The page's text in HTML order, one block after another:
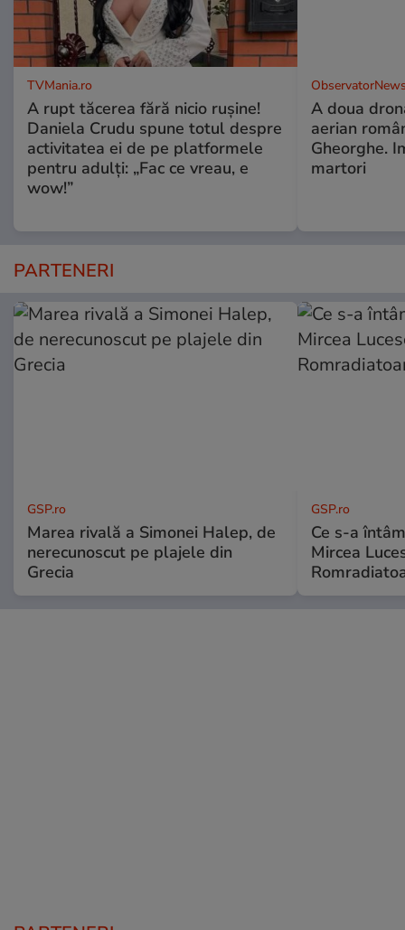
TVMania.ro
A rupt tăcerea fără nicio rușine!
Daniela Crudu spune totul despre
activitatea ei de pe platformele
pentru adulți: „Fac ce vreau, e
wow!”
A doua
aerian
Gheorghe.
martori
PARTENERI
GSP.ro
Marea rivală a Simonei Halep, de
nerecunoscut pe plajele din
Grecia
GSP.ro
Ce s-a
Mircea